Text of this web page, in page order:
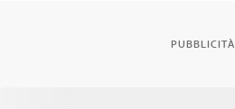
PUBBLICITÀ